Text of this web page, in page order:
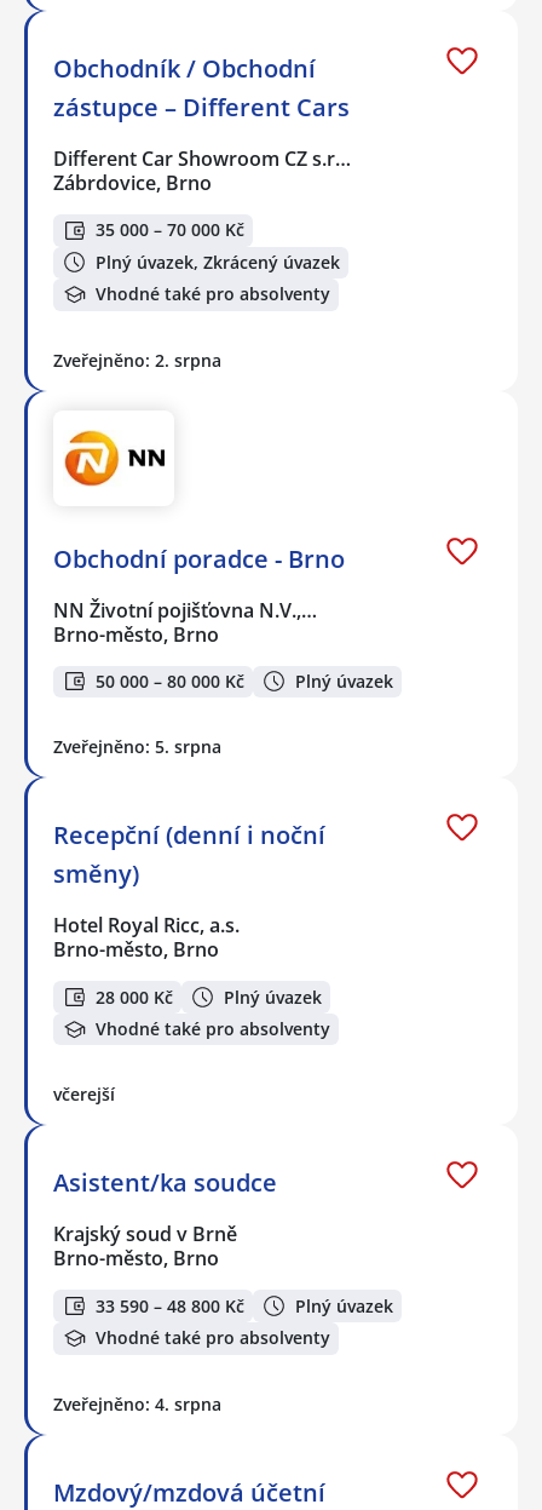
Obchodník / Obchodní
zástupce – Different Cars
Different Car Showroom CZ s.r…
Zábrdovice, Brno
35 000 – 70 000 Kč
Plný úvazek, Zkrácený úvazek
Vhodné také pro absolventy
Zveřejněno: 2. srpna
Obchodní poradce - Brno
NN Životní pojišťovna N.V.,…
Brno-město, Brno
50 000 – 80 000 Kč Plný úvazek
Zveřejněno: 5. srpna
Recepční (denní i noční
směny)
Hotel Royal Ricc, a.s.
Brno-město, Brno
28 000 Kč
Plný úvazek
Vhodné také pro absolventy
včerejší
Asistent/ka soudce
Krajský soud v Brně
Brno-město, Brno
33 590 – 48 800 Kč
Plný úvazek
Vhodné také pro absolventy
Zveřejněno: 4. srpna
Mzdový/mzdová účetní